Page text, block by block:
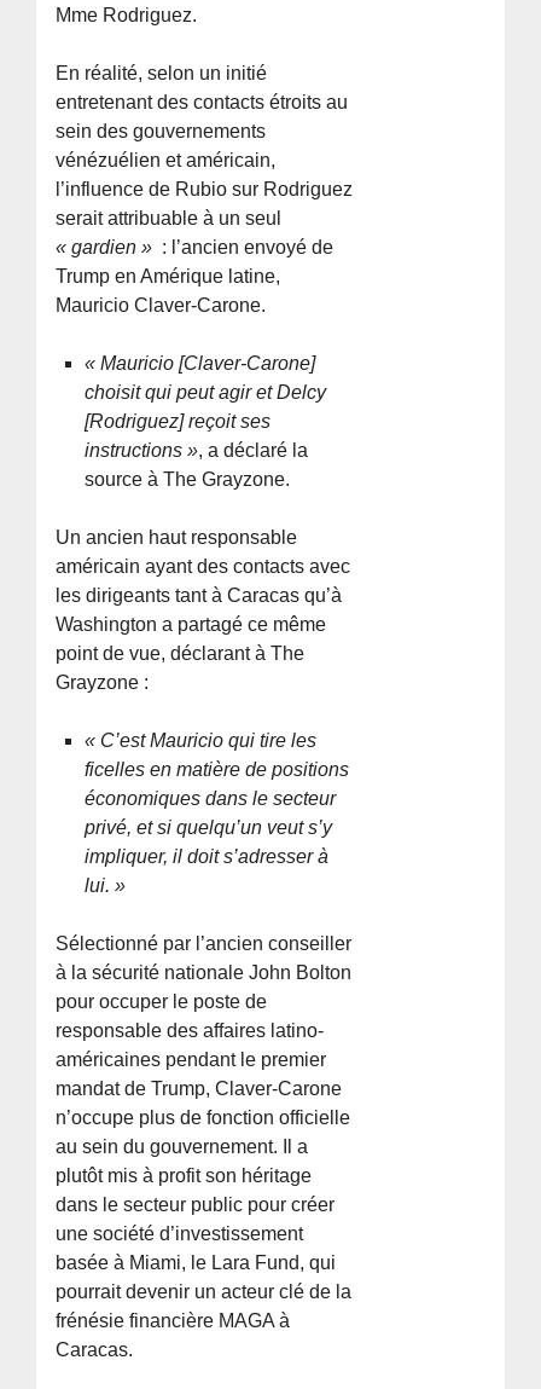
Mme Rodriguez.
En réalité, selon un initié
entretenant des contacts étroits au
sein des gouvernements
vénézuélien et américain,
l’influence de Rubio sur Rodriguez
serait attribuable à un seul
« gardien » : l’ancien envoyé de
Trump en Amérique latine,
Mauricio Claver-Carone.
« Mauricio [Claver-Carone]
choisit qui peut agir et Delcy
[Rodriguez] reçoit ses
instructions », a déclaré la
source à The Grayzone.
Un ancien haut responsable
américain ayant des contacts avec
les dirigeants tant à Caracas qu’à
Washington a partagé ce même
point de vue, déclarant à The
Grayzone :
« C’est Mauricio qui tire les
ficelles en matière de positions
économiques dans le secteur
privé, et si quelqu’un veut s’y
impliquer, il doit s’adresser à
lui. »
Sélectionné par l’ancien conseiller
à la sécurité nationale John Bolton
pour occuper le poste de
responsable des affaires latino-
américaines pendant le premier
mandat de Trump, Claver-Carone
n’occupe plus de fonction officielle
au sein du gouvernement. Il a
plutôt mis à profit son héritage
dans le secteur public pour créer
une société d’investissement
basée à Miami, le Lara Fund, qui
pourrait devenir un acteur clé de la
frénésie financière MAGA à
Caracas.